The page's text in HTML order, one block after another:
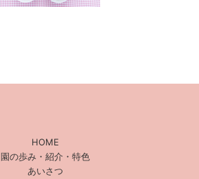
HOME
園の歩み・紹介・特色
あいさつ